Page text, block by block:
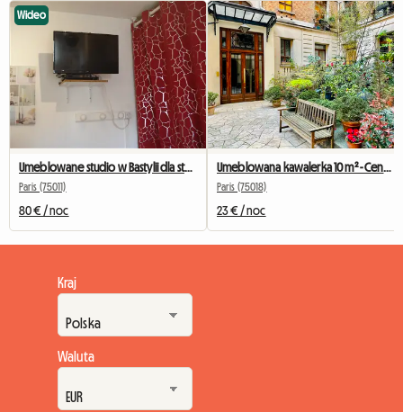
Wideo
Umeblowane studio w Bastylii dla studentów, stażystów i podróżujących służbowo.
Paris (75011)
80 € / noc
Paris (75018)
23 € / noc
Kraj
Waluta